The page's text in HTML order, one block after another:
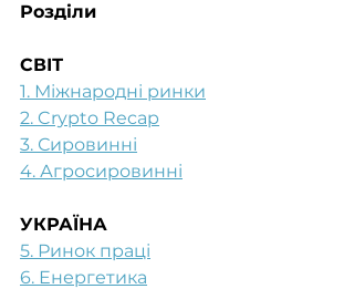
Розділи
СВІТ
1. Міжнародні ринки
2. Crypto Recap
3. Сировинні
4. Агросировинні
УКРАЇНА
5. Ринок праці
6. Енергетика